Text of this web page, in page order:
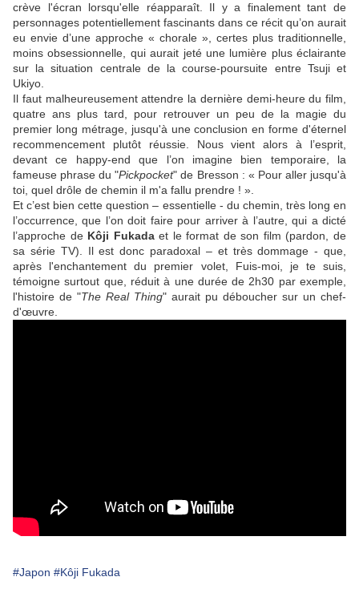
crève l'écran lorsqu'elle réapparaît. Il y a finalement tant de
personnages potentiellement fascinants dans ce récit qu’on aurait
eu envie d’une approche « chorale », certes plus traditionnelle,
moins obsessionnelle, qui aurait jeté une lumière plus éclairante
sur la situation centrale de la course-poursuite entre Tsuji et
Ukiyo.
Il faut malheureusement attendre la dernière demi-heure du film,
quatre ans plus tard, pour retrouver un peu de la magie du
premier long métrage, jusqu'à une conclusion en forme d'éternel
recommencement plutôt réussie. Nous vient alors à l’esprit,
devant ce happy-end que l’on imagine bien temporaire, la
fameuse phrase du "Pickpocket" de Bresson : « Pour aller jusqu'à
toi, quel drôle de chemin il m'a fallu prendre ! ».
Et c’est bien cette question – essentielle - du chemin, très long en
l’occurrence, que l’on doit faire pour arriver à l’autre, qui a dicté
l’approche de Kôji Fukadaet le format de son film (pardon, de
sa série TV). Il est donc paradoxal – et très dommage - que,
après l'enchantement du premier volet, Fuis-moi, je te suis,
témoigne surtout que, réduit à une durée de 2h30 par exemple,
l'histoire de "The Real Thing" aurait pu déboucher sur un chef-
d'œuvre.
#Japon #Kôji Fukada